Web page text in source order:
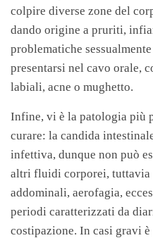
colpire diverse zone del
dando origine a pruriti,
problematiche
presentarsi nel cavo orale,
labiali, acne o mughetto.
Infine, vi è la patologia più
curare: la candida
infettiva, dunque non può
altri fluidi corporei, tuttavia
addominali, aerofagia,
periodi caratterizzati da
costipazione. In casi gravi